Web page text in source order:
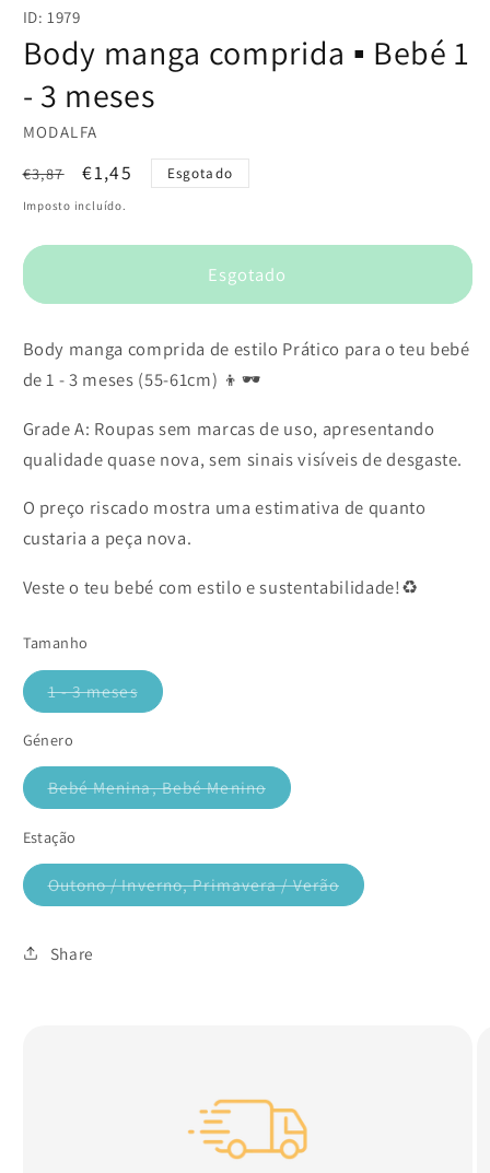
multimédia
em
modal
ID: 1979
Body manga comprida ▪️ Bebé 1
- 3 meses
MODALFA
Preço
normal
€3,87
Preço
de
€1,45 Esgotado
Imposto incluído.
Esgotado
Body manga comprida de estilo Prático para o teu bebé
de 1 - 3 meses (55-61cm) 👦🕶️
Grade A: Roupas sem marcas de uso, apresentando
qualidade quase nova, sem sinais visíveis de desgaste.
O preço riscado mostra uma estimativa de quanto
custaria a peça nova.
Veste o teu bebé com estilo e sustentabilidade!♻️
Tamanho
1 - 3 meses
Variante
Género
Bebé Menina, Bebé Menino
Estação
Outono / Inverno, Primavera / Verão
Share